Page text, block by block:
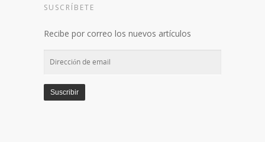
SUSCRÍBETE
Recibe por correo los nuevos artículos
email
Suscribir